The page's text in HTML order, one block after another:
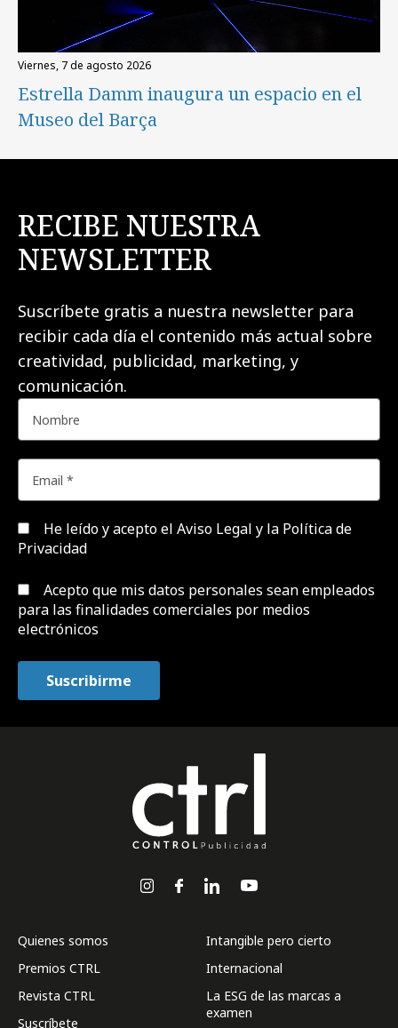
viernes, 7 de agosto 2026
Estrella Damm inaugura un espacio en el
Museo del Barça
RECIBE NUESTRA
NEWSLETTER
Suscríbete gratis a nuestra newsletter para
recibir cada día el contenido más actual sobre
creatividad, publicidad, marketing, y
comunicación.
He leído y acepto el Aviso Legal y la Política de
Privacidad
Acepto que mis datos personales sean empleados
para las finalidades comerciales por medios
electrónicos
Quienes somos
Premios CTRL
Revista CTRL
Suscríbete
Intangible pero cierto
Internacional
La ESG de las marcas a
examen